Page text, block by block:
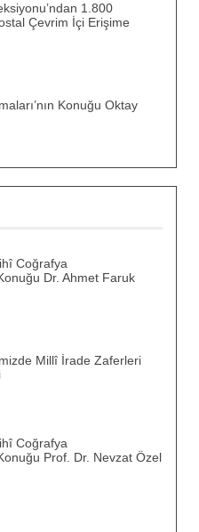
1.800
Çevrim İçi Erişime
Konuğu Oktay
Coğrafya
Dr. Ahmet Faruk
Millî İrade Zaferleri
Coğrafya
Prof. Dr. Nevzat Özel